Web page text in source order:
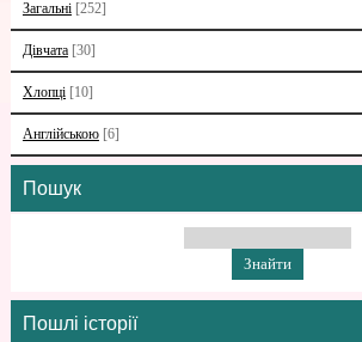
Загальні [252]
Дівчата [30]
Хлопці [10]
Англійською [6]
Пошук
Пошлі історії